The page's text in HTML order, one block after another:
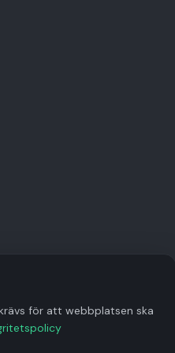
för att webbplatsen ska